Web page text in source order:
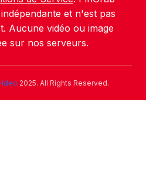
et n'est pas
Aucune vidéo ou image
sur nos serveurs.
2025. All Rights Reserved.